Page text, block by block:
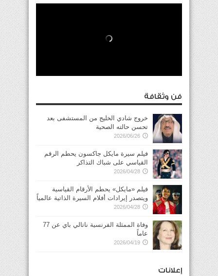
فن وثقافة
خروج شادي الخليج من المستشفى بعد
تحسن حالته الصحية
2026/06/26
فيلم سيرة مايكل جاكسون يحطم الرقم
القياسي على شباك التذاكر
2026/04/28
فيلم «مايكل» يحطم الأرقام القياسية
ويتصدر إيرادات أفلام السيرة الذاتية عالمياً
2026/04/28
وفاة الممثلة الفرنسية ناتالي باي عن 77
عاماً
2026/04/19
إعلانات